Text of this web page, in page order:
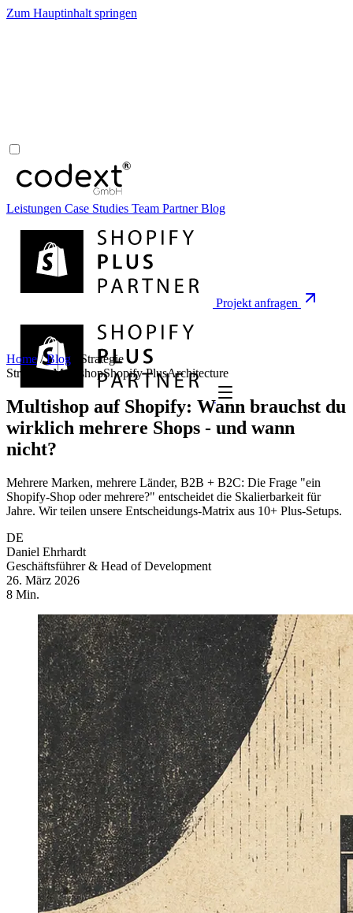
Zum Hauptinhalt springen
Leistungen Case Studies Team PartnerBlog
Projekt anfragen
Home / Blog
Strategie
Strategie MultishopShopify PlusArchitecture
Multishop auf Shopify: Wann brauchst du
wirklich mehrere Shops - und wann
nicht?
Mehrere Marken, mehrere Länder, B2B + B2C: Die Frage "ein
Shopify-Shop oder mehrere?" entscheidet die Skalierbarkeit für
Jahre. Wir teilen unsere Entscheidungs-Matrix aus 10+ Plus-Setups.
DE
Daniel Ehrhardt
Geschäftsführer & Head of Development
26. März 2026
8 Min.